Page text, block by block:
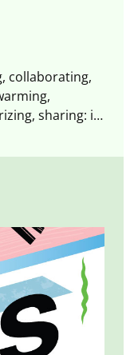
collaborating,
sharing: il
collaborativa.